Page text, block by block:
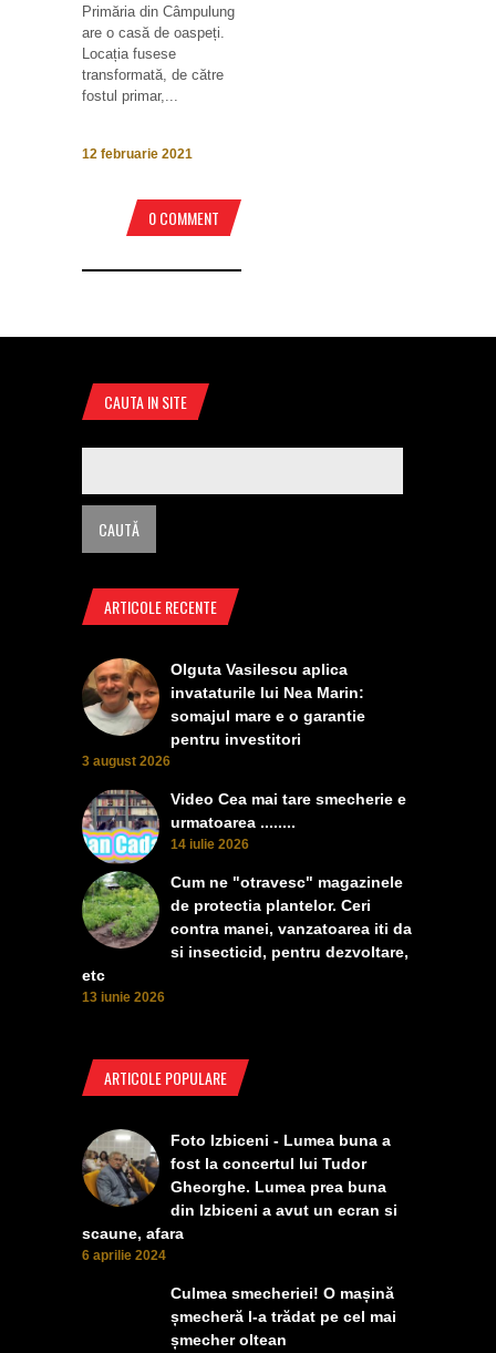
Primăria din Câmpulung
are o casă de oaspeți.
Locația fusese
transformată, de către
fostul primar,...
12 februarie 2021
0 COMMENT
CAUTA IN SITE
ARTICOLE RECENTE
Olguta Vasilescu aplica
invataturile lui Nea Marin:
somajul mare e o garantie
pentru investitori
3 august 2026
Video Cea mai tare smecherie e
urmatoarea ........
14 iulie 2026
Cum ne "otravesc" magazinele
de protectia plantelor. Ceri
contra manei, vanzatoarea iti da
si insecticid, pentru dezvoltare,
etc
13 iunie 2026
ARTICOLE POPULARE
Foto Izbiceni - Lumea buna a
fost la concertul lui Tudor
Gheorghe. Lumea prea buna
din Izbiceni a avut un ecran si
scaune, afara
6 aprilie 2024
Culmea smecheriei! O mașină
șmecheră l-a trădat pe cel mai
șmecher oltean